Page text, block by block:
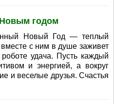
Новым годом
Новый Год — теплый
с ним в душе заживет
удача. Пусть каждый
и энергией, а вокруг
и веселые друзья. Счастья